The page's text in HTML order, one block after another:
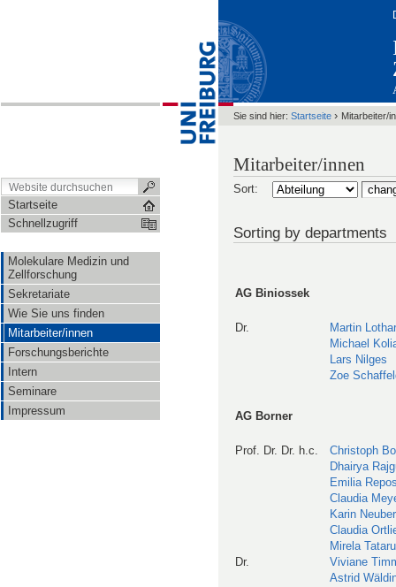
Startseite
Schnellzugriff
Molekulare Medizin und
Zellforschung
Sekretariate
Wie Sie uns finden
Mitarbeiter/innen
Forschungsberichte
Intern
Seminare
Impressum
Sie sind hier: Startseite › Mitarbeiter/
Mitarbeiter/innen
Sort:
Sorting by departments
AG Biniossek
Dr.
Martin
Michael
Lars Nilges
Zoe
AG Borner
Prof. Dr. Dr. h.c.
Christoph
Dhairya
Emilia
Claudia
Karin
Claudia
Mirela Tataru
Dr.
Viviane
Astrid